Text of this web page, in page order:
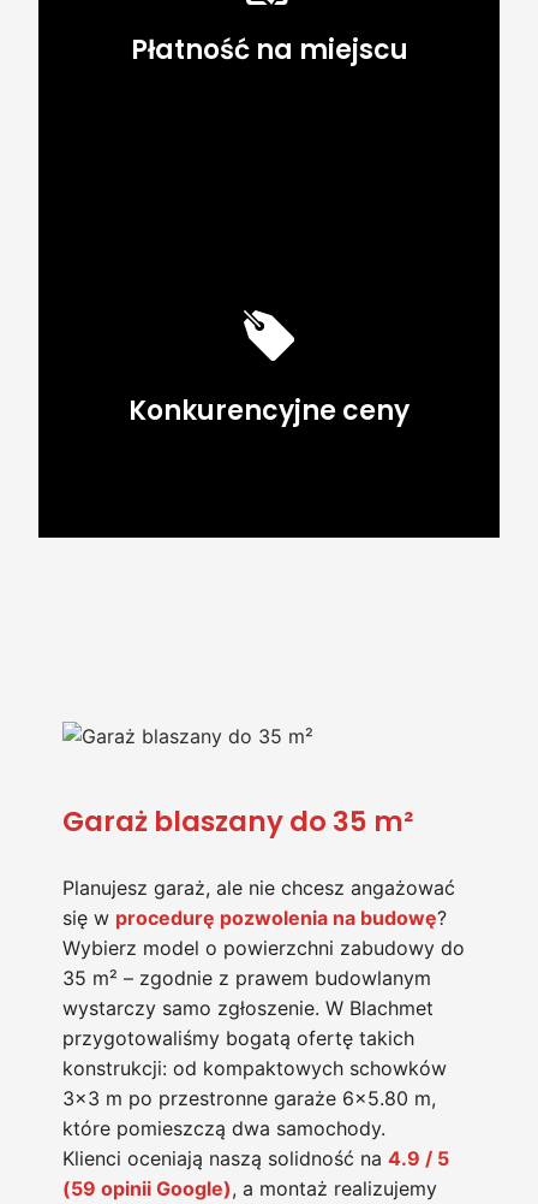
Płatność na miejscu
Konkurencyjne ceny
Garaż blaszany do 35 m²
Planujesz garaż, ale nie chcesz angażować
się w procedurę pozwolenia na budowę?
Wybierz model o powierzchni zabudowy do
35 m² – zgodnie z prawem budowlanym
wystarczy samo zgłoszenie. W Blachmet
przygotowaliśmy bogatą ofertę takich
konstrukcji: od kompaktowych schowków
3×3 m po przestronne garaże 6×5.80 m,
które pomieszczą dwa samochody.
Klienci oceniają naszą solidność na 4.9 / 5
(59 opinii Google), a montaż realizujemy